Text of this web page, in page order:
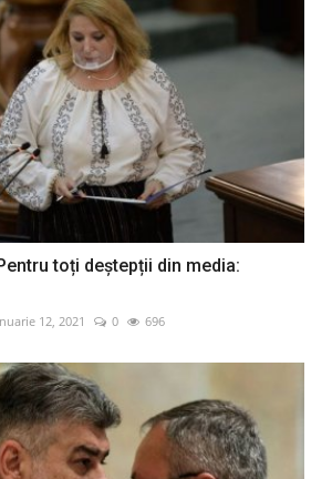
toți deștepții din media:
12, 2021 0 696